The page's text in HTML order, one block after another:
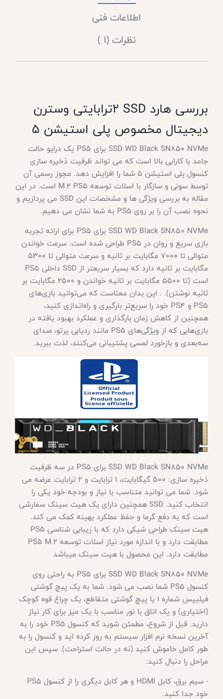
اطلاعات فنی
نظرات (1 )
بررسی هارد SSD 2ترابایتی وسترن
دیجیتال مخصوص پلی استیشن 5
SSD WD Black SN850 NVMe برای PS5 یک درایو حالت
جامد با کارایی بالا است که می تواند ظرفیت ذخیره سازی
کنسول پلی استیشن 5 شما را افزایش دهد. مجوز رسمی آن
توسط سونی و سازگار با اسلات توسعه M.2 PS5 است. در این
مقاله به بررسی ویژگی ها و مشخصات این SSD می پردازیم و
نحوه نصب آن را بر روی PS5 به شما نشان می دهیم.
SSD WD Black SN850 NVMe برای PS5 برای ارائه تجربه
بازی سریع و روان در PS5 طراحی شده است. سرعت خواندن
متوالی تا 7000 مگابایت بر ثانیه و سرعت متوالی تا 5300
مگابایت بر ثانیه دارد که بسیار سریعتر از SSD داخلی PS5
است (تا 5500 مگابایت بر ثانیه خواندن و 2500 مگابایت بر
ثانیه نوشتن). . این بدان معناست که می‌توانید بازی‌های
PS5 و PS4 خود را سریع‌تر بارگیری و راه‌اندازی کنید،
همچنین از کاهش زمان بارگذاری و عملکرد بهبود یافته در
بازی‌هایی که از ویژگی‌های PS5 مانند ردیابی پرتو، صدای
سه‌بعدی و بازخورد لمسی پشتیبانی می‌کنند، لذت ببرید.
SSD WD Black SN850 NVMe برای PS5 در سه ظرفیت
ذخیره سازی: 500 گیگابایت، 1 ترابایت و 2 ترابایت عرضه می
شود. شما می توانید متناسب با نیاز و بودجه خود یکی را
انتخاب کنید. SSD همچنین دارای یک هیت سینک سفارشی
است که به دفع گرما و حفظ عملکرد بهینه کمک می کند.
هیت سینک طراحی شیکی دارد که با زیبایی شناسی PS5
مطابقت دارد و با اندازه مورد نیاز اسلات توسعه PS5 M.2
مطابقت دارد. این محصول با هیت سینک میباشد
SSD WD Black SN850 NVMe برای PS5 به راحتی روی
کنسول PS5 شما نصب می شود. شما به یک پیچ گوشتی
فیلیپس شماره 1 یا پیچ گوشتی متقاطع، یک چراغ قوه کوچک
(اختیاری) و یک اتاق با نور مناسب با یک میز برای کار نیاز
دارید. قبل از شروع، مطمئن شوید که کنسول PS5 خود را به
آخرین نسخه نرم افزار سیستم به روز کرده اید و کنسول را به
طور کامل خاموش کنید (نه در حالت استراحت). سپس این
مراحل را دنبال کنید:
- سیم برق، کابل HDMI و هر کابل دیگری را از کنسول PS5
خود جدا کنید.